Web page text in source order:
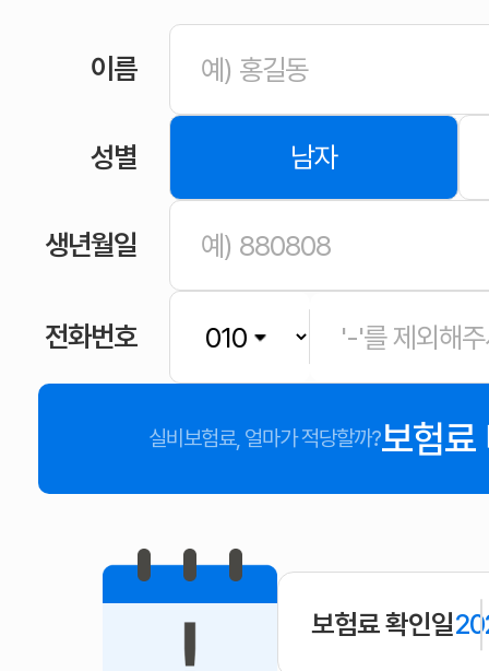
이름
성별 남자
생년월일
전화번호
실비보험료, 얼마가 적당할까?보험료
보험료 확인일